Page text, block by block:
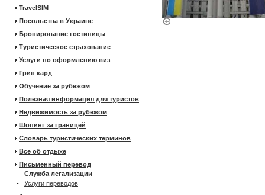
TravelSIM
Посольства в Украине
Бронирование гостиницы
Туристическое страхование
Услуги по оформлению виз
Грин кард
Обучение за рубежом
Полезная информация для туристов
Недвижимость за рубежом
Шопинг за границей
Словарь туристических терминов
Все об отдыхе
Письменный перевод
- Служба легализации
- Услуги переводов